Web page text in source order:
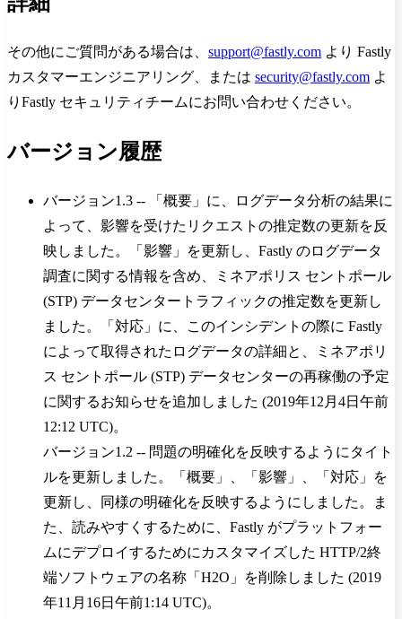
その他にご質問がある場合は、 support@fastly.com より Fastly
カスタマーエンジニアリング、または security@fastly.com よ
りFastly セキュリティチームにお問い合わせください。
バージョン履歴
バージョン1.3 -- 「概要」に、ログデータ分析の結果に
よって、影響を受けたリクエストの推定数の更新を反
映しました。「影響」を更新し、Fastly のログデータ
調査に関する情報を含め、ミネアポリス セントポール
(STP) データセンタートラフィックの推定数を更新し
ました。「対応」に、このインシデントの際に Fastly
によって取得されたログデータの詳細と、ミネアポリ
ス セントポール (STP) データセンターの再稼働の予定
に関するお知らせを追加しました (2019年12月4日午前
12:12 UTC)。
バージョン1.2 -- 問題の明確化を反映するようにタイト
ルを更新しました。「概要」、「影響」、「対応」を
更新し、同様の明確化を反映するようにしました。ま
た、読みやすくするために、Fastly がプラットフォー
ムにデプロイするためにカスタマイズした HTTP/2終
端ソフトウェアの名称「H2O」を削除しました (2019
年11月16日午前1:14 UTC)。